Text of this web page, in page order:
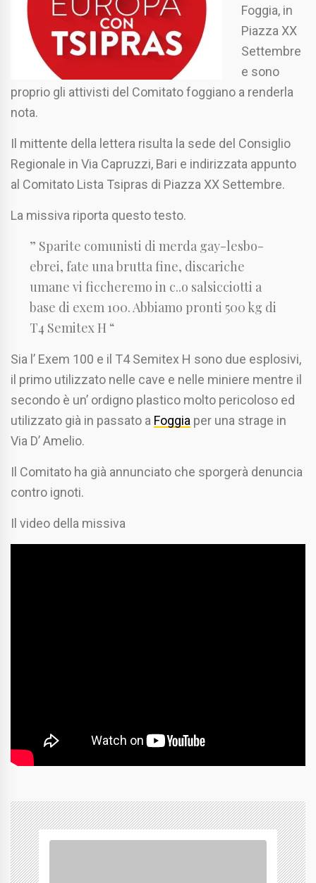
Foggia, in
Piazza XX
Settembre
e sono
proprio gli attivisti del Comitato foggiano a renderla
nota.
Il mittente della lettera risulta la sede del Consiglio
Regionale in Via Capruzzi, Bari e indirizzata appunto
al Comitato Lista Tsipras di Piazza XX Settembre.
La missiva riporta questo testo.
” Sparite comunisti di merda gay-lesbo-
ebrei, fate una brutta fine, discariche
umane vi ficcheremo in c..o salsicciotti a
base di exem 100. Abbiamo pronti 500 kg di
T4 Semitex H “
Sia l’ Exem 100 e il T4 Semitex H sono due esplosivi,
il primo utilizzato nelle cave e nelle miniere mentre il
secondo è un’ ordigno plastico molto pericoloso ed
utilizzato già in passato a Foggia per una strage in
Via D’ Amelio.
Il Comitato ha già annunciato che sporgerà denuncia
contro ignoti.
Il video della missiva